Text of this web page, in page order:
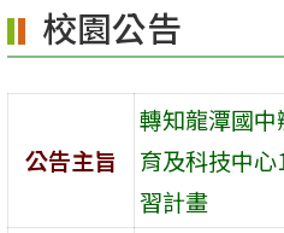
區
校園公告
公告主旨
轉知龍潭國
育及科技中
習計畫